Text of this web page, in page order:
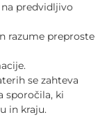
predvidljivo
razume preproste
se zahteva
sporočila, ki
in kraju.